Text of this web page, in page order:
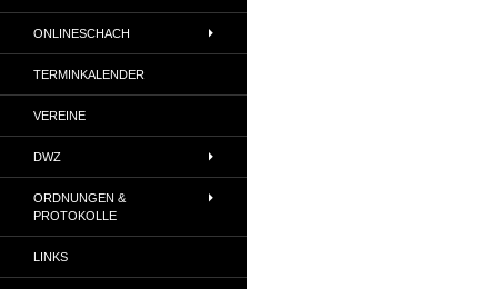
ONLINESCHACH
TERMINKALENDER
VEREINE
DWZ
ORDNUNGEN &
PROTOKOLLE
LINKS